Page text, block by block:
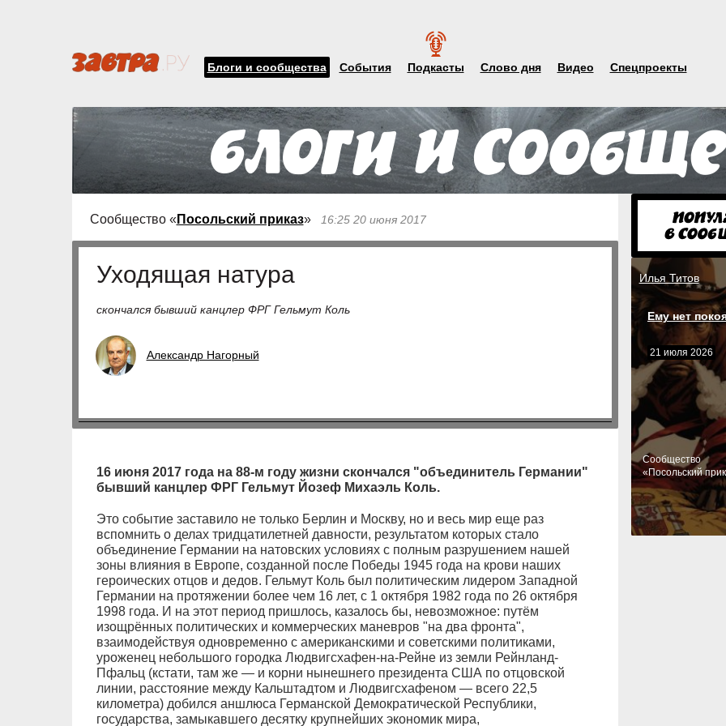
Блоги и сообщества События Подкасты Слово дня Видео Спецпроекты
Сообщество « Посольский приказ» 16:25 20 июня 2017
Уходящая натура
скончался бывший канцлер ФРГ Гельмут Коль
Александр Нагорный
16 июня 2017 года на 88-м году жизни скончался "объединитель Германии"
бывший канцлер ФРГ Гельмут Йозеф Михаэль Коль.
Это событие заставило не только Берлин и Москву, но и весь мир еще раз
вспомнить о делах тридцатилетней давности, результатом которых стало
объединение Германии на натовских условиях с полным разрушением нашей
зоны влияния в Европе, созданной после Победы 1945 года на крови наших
героических отцов и дедов. Гельмут Коль был политическим лидером Западной
Германии на протяжении более чем 16 лет, с 1 октября 1982 года по 26 октября
1998 года. И на этот период пришлось, казалось бы, невозможное: путём
изощрённых политических и коммерческих маневров "на два фронта",
взаимодействуя одновременно с американскими и советскими политиками,
уроженец небольшого городка Людвигсхафен-на-Рейне из земли Рейнланд-
Пфальц (кстати, там же — и корни нынешнего президента США по отцовской
линии, расстояние между Кальштадтом и Людвигсхафеном — всего 22,5
километра) добился аншлюса Германской Демократической Республики,
государства, замыкавшего десятку крупнейших экономик мира,
Илья Титов
Ему нет
21 июля 2026
Cообщество
«Посольский